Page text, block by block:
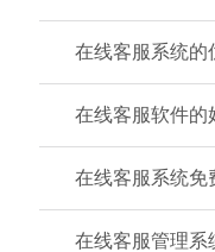
在线客服系统的
在线客服软件的
在线客服系统免
在线客服管理系